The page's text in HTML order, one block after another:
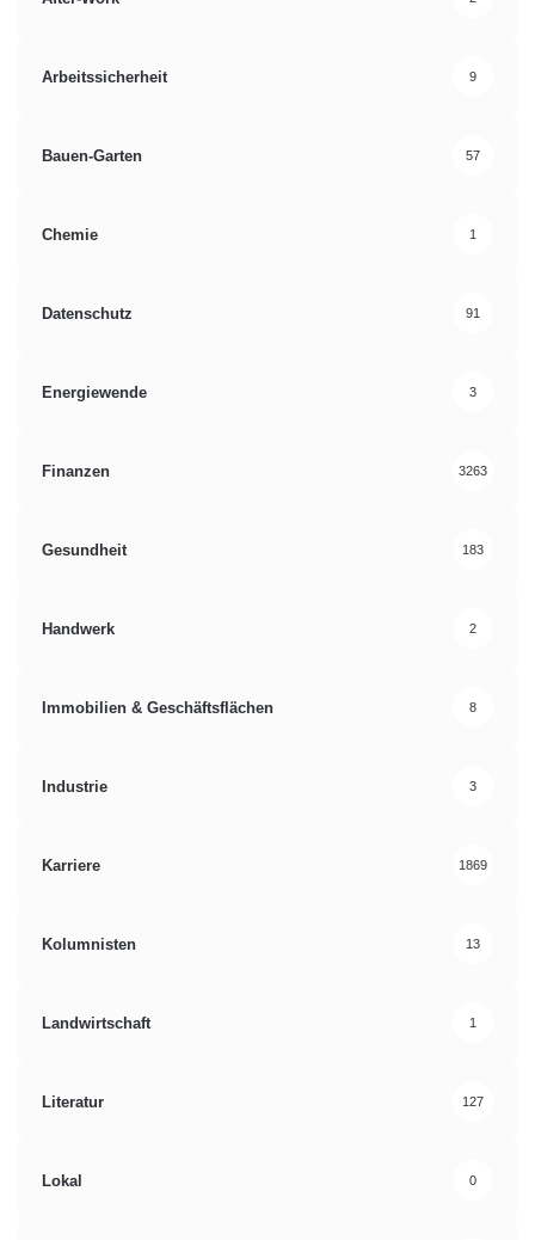
Arbeitssicherheit 9
Bauen-Garten 57
Chemie 1
Datenschutz 91
Energiewende 3
Finanzen 3263
Gesundheit 183
Handwerk 2
Immobilien & Geschäftsflächen 8
Industrie 3
Karriere 1869
Kolumnisten 13
Landwirtschaft 1
Literatur 127
Lokal 0